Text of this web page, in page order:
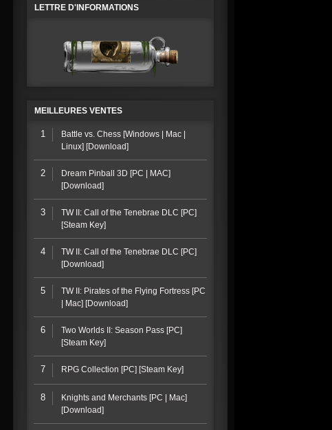
LETTRE D'INFORMATIONS
MEILLEURES VENTES
1
Battle vs. Chess [Windows | Mac |
Linux] [Download]
2
Dream Pinball 3D [PC | MAC]
[Download]
3
TW II: Call of the Tenebrae DLC [PC]
[Steam Key]
4
TW II: Call of the Tenebrae DLC [PC]
[Download]
5
TW II: Pirates of the Flying Fortress [PC
| Mac] [Download]
6
Two Worlds II: Season Pass [PC]
[Steam Key]
7 RPG Collection [PC] [Steam Key]
8
Knights and Merchants [PC | Mac]
[Download]